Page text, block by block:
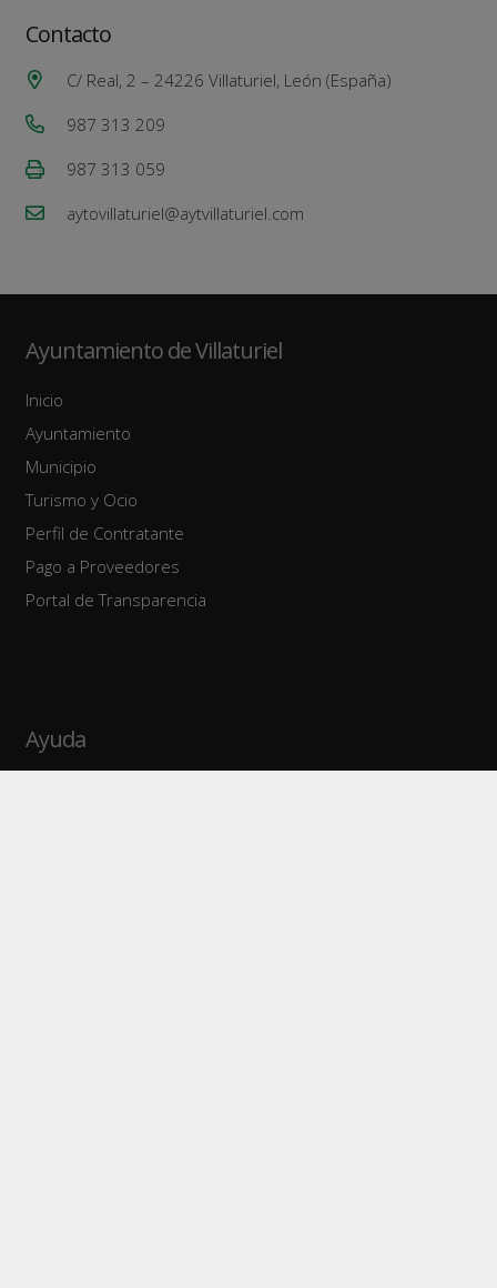
Contacto
C/ Real, 2 – 24226 Villaturiel, León (España)
987 313 209
987 313 059
aytovillaturiel@aytvillaturiel.com
Ayuntamiento de Villaturiel
Inicio
Ayuntamiento
Municipio
Turismo y Ocio
Perfil de Contratante
Pago a Proveedores
Portal de Transparencia
Ayuda